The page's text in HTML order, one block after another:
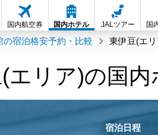
国内航空券 国内ホテル JALツアー 国
の宿泊格安予約・比較 東伊豆(エ
エリア)の国
宿泊日程